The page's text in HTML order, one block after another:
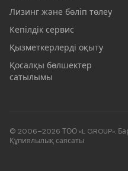
Лизинг және бөліп төлеу
Кепілдік сервис
Қызметкерлерді оқыту
Қосалқы бөлшектер
сатылымы
© 2006–2026 ТОО «L GROUP».
Құпиялылық саясаты